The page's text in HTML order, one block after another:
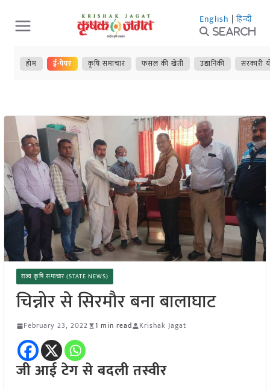
Skip
to
content
English | हिन्दी
Search
होम ई-पेपर कृषि समाचार फसल की खेती उद्यानिकी सरकारी
राज्य कृषि समाचार (STATE NEWS)
चिन्नोर से सिरमौर बना बालाघाट
February 23, 2022 1 min read Krishak Jagat
जी आई टेग से बदली तस्वीर